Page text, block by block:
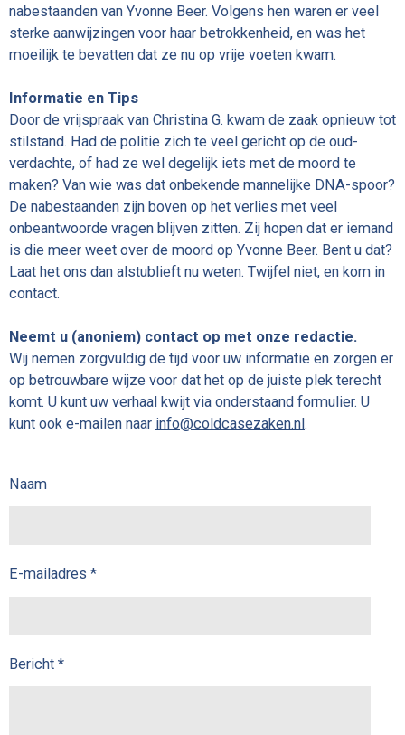
nabestaanden van Yvonne Beer. Volgens hen waren er veel
sterke aanwijzingen voor haar betrokkenheid, en was het
moeilijk te bevatten dat ze nu op vrije voeten kwam.
Informatie en Tips
Door de vrijspraak van Christina G. kwam de zaak opnieuw tot
stilstand. Had de politie zich te veel gericht op de oud-
verdachte, of had ze wel degelijk iets met de moord te
maken? Van wie was dat onbekende mannelijke DNA-spoor?
De nabestaanden zijn boven op het verlies met veel
onbeantwoorde vragen blijven zitten. Zij hopen dat er iemand
is die meer weet over de moord op Yvonne Beer. Bent u dat?
Laat het ons dan alstublieft nu weten. Twijfel niet, en kom in
contact.
Neemt u (anoniem) contact op met onze redactie.
Wij nemen zorgvuldig de tijd voor uw informatie en zorgen er
op betrouwbare wijze voor dat het op de juiste plek terecht
komt. U kunt uw verhaal kwijt via onderstaand formulier. U
kunt ook e-mailen naar info@coldcasezaken.nl.
Naam
E-mailadres *
Bericht *